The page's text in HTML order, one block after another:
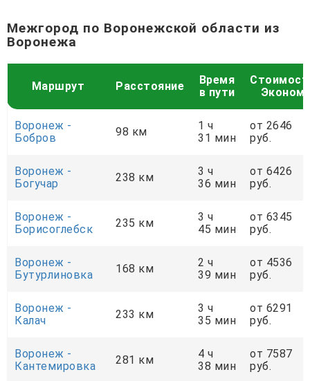
Межгород по Воронежской области из
Воронежа
Маршрут Расстояние
Время
в пути
Эконом
Воронеж -
Бобров
98 км
1 ч
31 мин
от 2646
руб.
Воронеж -
Богучар
238 км
3 ч
36 мин
от 6426
руб.
Воронеж -
Борисоглебск
235 км
3 ч
45 мин
от 6345
руб.
Воронеж -
Бутурлиновка
168 км
2 ч
39 мин
от 4536
руб.
Воронеж -
Калач
233 км
3 ч
35 мин
от 6291
руб.
Воронеж -
Кантемировка
281 км
4 ч
38 мин
от 7587
руб.